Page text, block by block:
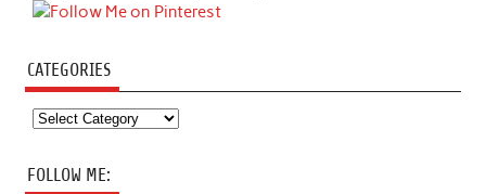
CATEGORIES
Categories
FOLLOW ME: